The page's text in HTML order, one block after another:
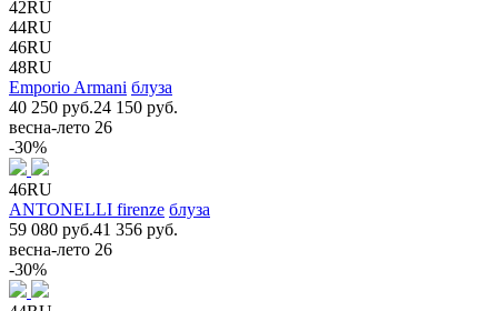
42RU
44RU
46RU
48RU
Emporio Armani блуза
40 250 руб.24 150 руб.
весна-лето 26
-30%
46RU
ANTONELLI firenze блуза
59 080 руб.41 356 руб.
весна-лето 26
-30%